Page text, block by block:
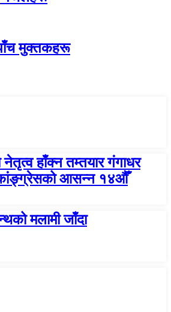
मुक्तकहरू
नेतृत्व हाँक्न तम्तयार गंगाधर
कांङ्ग्रेसको आसन्न १४औँ
मलामी जाँदा